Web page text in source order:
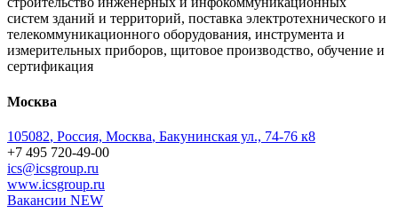
систем зданий и территорий, поставка электротехнического и
телекоммуникационного оборудования, инструмента и
измерительных приборов, щитовое производство, обучение и
сертификация
Москва
105082, Россия, Москва, Бакунинская ул., 74-76 к8
+7 495 720-49-00
ics@icsgroup.ru
www.icsgroup.ru
Вакансии NEW